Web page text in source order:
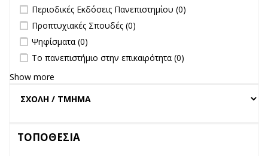
undefined
Περιοδικές Εκδόσεις Πανεπιστημίου (0)
undefined
Προπτυχιακές Σπουδές (0)
undefined
Ψηφίσματα (0)
undefined
Το πανεπιστήμιο στην επικαιρότητα (0)
Show more
ΤΟΠΟΘΕΣΙΑ